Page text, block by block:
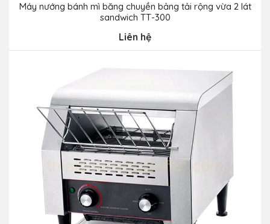
Máy nướng bánh mì băng chuyền bảng tải rộng vừa 2 lát
sandwich TT-300
Liên hệ